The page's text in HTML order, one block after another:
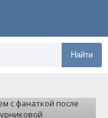
Найти